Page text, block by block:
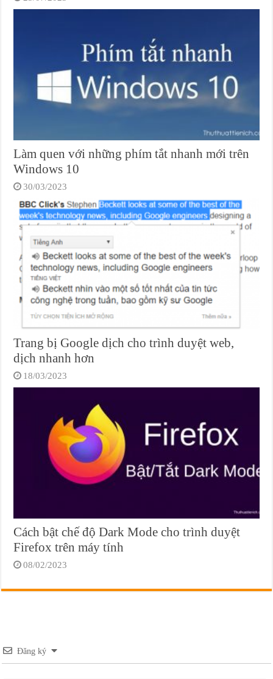
Làm quen với những phím tắt nhanh mới trên
Windows 10
30/03/2023
Trang bị Google dịch cho trình duyệt web,
dịch nhanh hơn
18/03/2023
Cách bật chế độ Dark Mode cho trình duyệt
Firefox trên máy tính
08/02/2023
Đăng ký